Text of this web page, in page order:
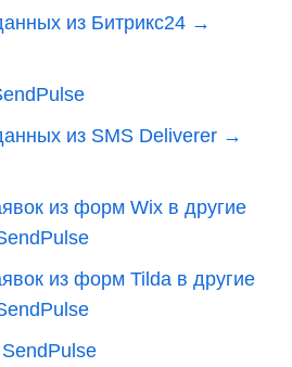
из Битрикс24 →
из SMS Deliverer →
из форм Wix в другие
из форм Tilda в другие